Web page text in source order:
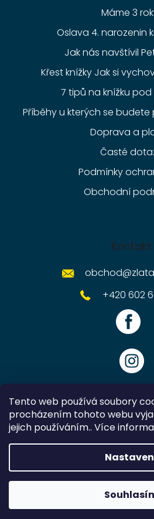
Tento web používá soubory
procházením tohoto webu
jejich používáním.. Více
Máme 3
Oslava 4. narozenin
Jak nás navštívil
Křest knížky Jak si
7 tipů na knížku
Příběhy u kterých se
Doprava a
Časté
Podmínky
Obchodní
Kontakt
obchod@
+420 602
Vytvořil
Zlatavelryba.cz.